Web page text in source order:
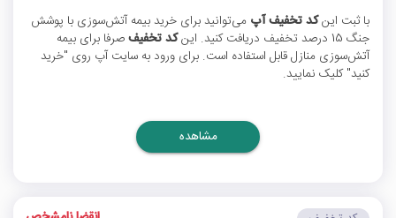
با ثبت اینکد تخفیف آپ می‌توانید برای خرید بیمه آتش‌سوزی با پوشش
جنگ 15 درصد تخفیف دریافت کنید. این
کد تخفیفصرفا برای بیمه
آتش‌سوزی منازل قابل استفاده است. برای ورود به سایت آپ روی "خرید
کنید" کلیک نمایید.
مشاهده